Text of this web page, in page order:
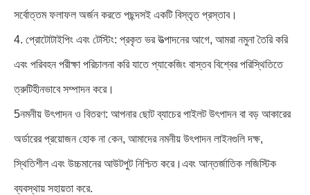
সর্বোত্তম ফলাফল অর্জন করতে পছন্দসই একটি বিস্তৃত প্রস্তাব।
4. প্রোটোটাইপিং এবং টেস্টিং: প্রকৃত ভর উত্পাদনের আগে, আমরা নমুনা তৈরি করি
এবং পরিবহন পরীক্ষা পরিচালনা করি যাতে প্যাকেজিং বাস্তব বিশ্বের পরিস্থিতিতে
ত্রুটিহীনভাবে সম্পাদন করে।
5নমনীয় উৎপাদন ও বিতরণ: আপনার ছোট ব্যাচের পাইলট উৎপাদন বা বড় আকারের
অর্ডারের প্রয়োজন হোক না কেন, আমাদের নমনীয় উৎপাদন লাইনগুলি দক্ষ,
স্থিতিশীল এবং উচ্চমানের আউটপুট নিশ্চিত করে।এবং আন্তর্জাতিক লজিস্টিক
ব্যবস্থায় সহায়তা করে.